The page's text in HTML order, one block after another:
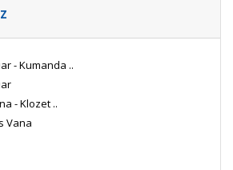
- Kumanda ..
- Klozet ..
Vana